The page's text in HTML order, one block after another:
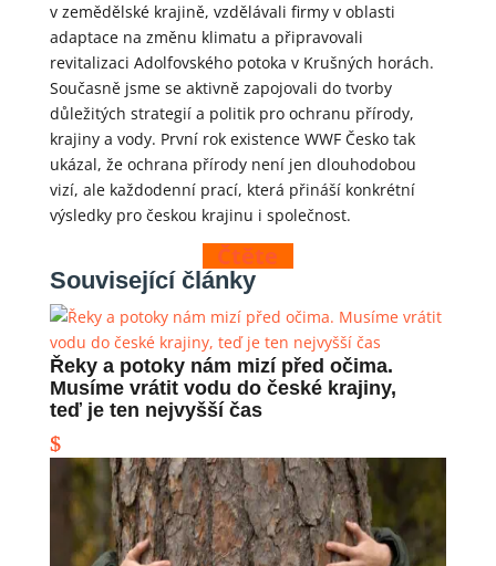
v zemědělské krajině, vzdělávali firmy v oblasti
adaptace na změnu klimatu a připravovali
revitalizaci Adolfovského potoka v Krušných horách.
Současně jsme se aktivně zapojovali do tvorby
důležitých strategií a politik pro ochranu přírody,
krajiny a vody. První rok existence WWF Česko tak
ukázal, že ochrana přírody není jen dlouhodobou
vizí, ale každodenní prací, která přináší konkrétní
výsledky pro českou krajinu i společnost.
Čtěte
Související články
Řeky a potoky nám mizí před očima.
Musíme vrátit vodu do české krajiny,
teď je ten nejvyšší čas